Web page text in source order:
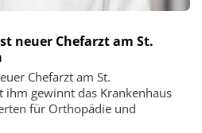
neuer Chefarzt am St.
Chefarzt am St.
ihm gewinnt das Krankenhaus
für Orthopädie und